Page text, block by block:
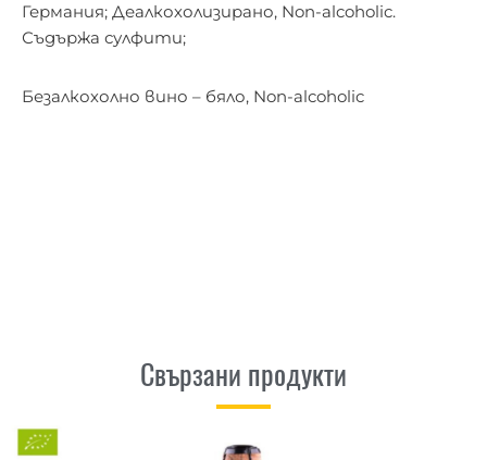
Германия; Деалкохолизирано, Non-alcoholic.
Съдържа сулфити;
Безалкохолно вино – бяло, Non-alcoholic
Свързани продукти